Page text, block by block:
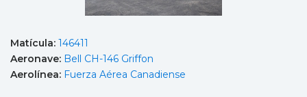
Matícula: 146411
Aeronave: Bell CH-146 Griffon
Aerolínea: Fuerza Aérea Canadiense